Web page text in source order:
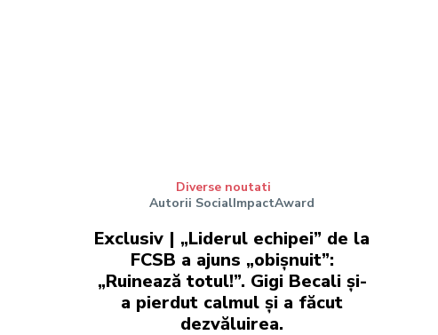
Diverse noutati
Autorii SocialImpactAward
Exclusiv | „Liderul echipei” de la
FCSB a ajuns „obișnuit”:
„Ruinează totul!”. Gigi Becali și-
a pierdut calmul și a făcut
dezvăluirea.